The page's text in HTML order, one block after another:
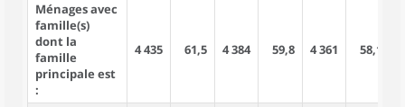
Ménages avec
famille(s)
dont la
famille
principale est
:
4 435 61,5 4 384 59,8 4 361 58,1